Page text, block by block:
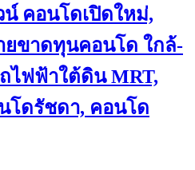
น์ คอนโดเปิดใหม่,
ยขาดทุนคอนโด ใกล้-
ไฟฟ้าใต้ดิน MRT,
โดรัชดา, คอนโด